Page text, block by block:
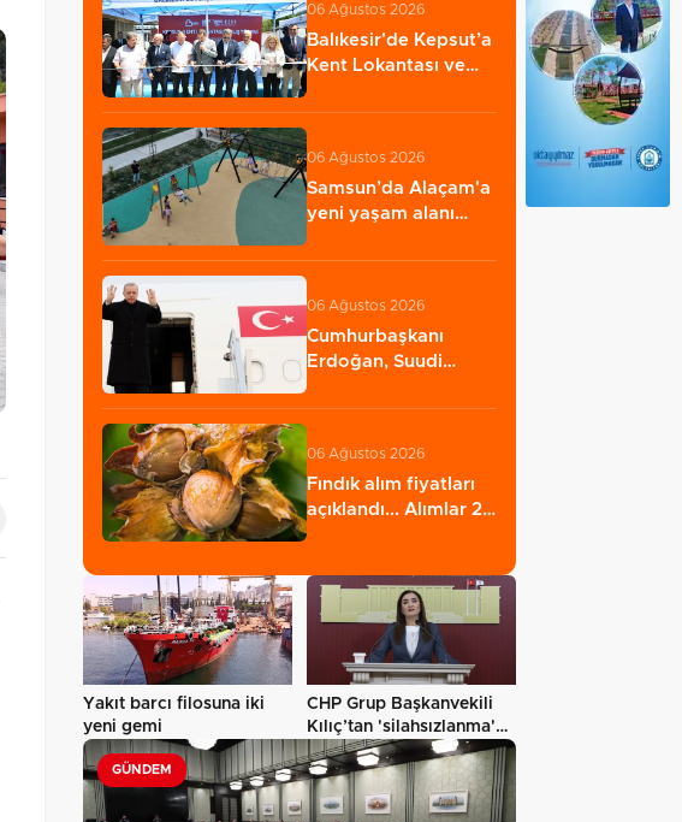
06 Ağustos 2026
Balıkesir'de Kepsut’a
Kent Lokantası ve
06 Ağustos 2026
Samsun’da Alaçam'a
yeni yaşam alanı
06 Ağustos 2026
Cumhurbaşkanı
Erdoğan, Suudi
06 Ağustos 2026
Fındık alım fiyatları
açıklandı... Alımlar 24
Yakıt barcı filosuna iki
yeni gemi
CHP Grup Başkanvekili
Kılıç’tan 'silahsızlanma'
vurgusu…
GÜNDEM